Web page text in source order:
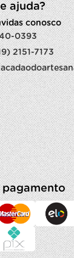
ajuda?
conosco
0393
2151-7173
pagamento